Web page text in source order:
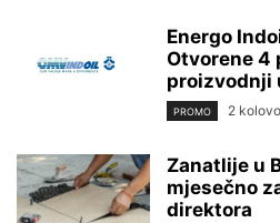
Energo
Otvorene 4
proizvodnji
PROMO 2
Zanatlije u
mjesečno
direktora